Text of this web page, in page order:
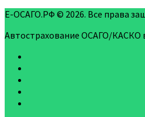
Е-ОСАГО.РФ © 2026. Все права
Автострахование ОСАГО/КАСКО